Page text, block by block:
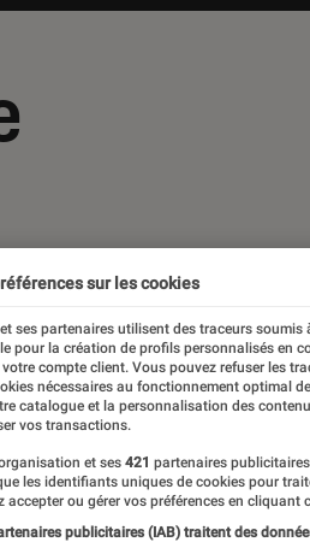
Sélections et guides
sur les cookies
ses partenaires utilisent des traceurs
pour la création de profils personnalisés en
votre compte client. Vous pouvez refuser les
nécessaires au fonctionnement optimal
catalogue et la personnalisation des
vos transactions.
et ses 421 partenaires
les identifiants uniques de cookies pour
accepter ou gérer vos préférences en
publicitaires (IAB) traitent des